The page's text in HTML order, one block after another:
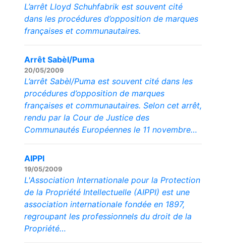
L’arrêt Lloyd Schuhfabrik est souvent cité
dans les procédures d’opposition de marques
françaises et communautaires.
Arrêt Sabèl/Puma
20/05/2009
L’arrêt Sabèl/Puma est souvent cité dans les
procédures d’opposition de marques
françaises et communautaires. Selon cet arrêt,
rendu par la Cour de Justice des
Communautés Européennes le 11 novembre…
AIPPI
19/05/2009
L'Association Internationale pour la Protection
de la Propriété Intellectuelle (AIPPI) est une
association internationale fondée en 1897,
regroupant les professionnels du droit de la
Propriété…